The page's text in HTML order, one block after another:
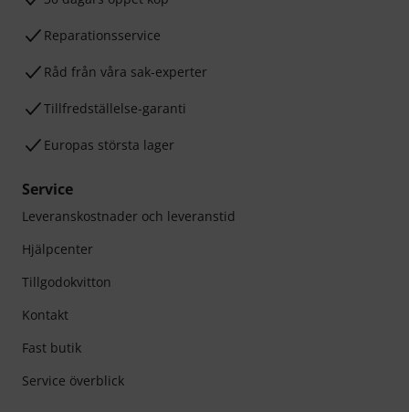
Reparationsservice
Råd från våra sak-experter
Tillfredställelse-garanti
Europas största lager
Service
Leveranskostnader och leveranstid
Hjälpcenter
Tillgodokvitton
Kontakt
Fast butik
Service överblick